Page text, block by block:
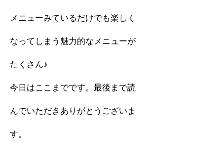
メニューみているだけでも楽しく
なってしまう魅力的なメニューが
たくさん♪
今日はここまでです。最後まで読
んでいただきありがとうございま
す。